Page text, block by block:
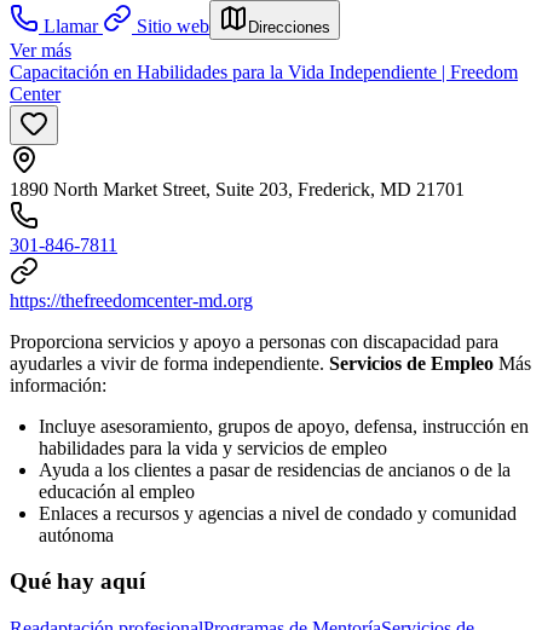
Llamar
Sitio web Direcciones
Ver más
Capacitación en Habilidades para la Vida Independiente | Freedom
Center
1890 North Market Street, Suite 203, Frederick, MD 21701
301-846-7811
https://thefreedomcenter-md.org
Proporciona servicios y apoyo a personas con discapacidad para
ayudarles a vivir de forma independiente. Servicios de Empleo Más
información:
Incluye asesoramiento, grupos de apoyo, defensa, instrucción en
habilidades para la vida y servicios de empleo
Ayuda a los clientes a pasar de residencias de ancianos o de la
educación al empleo
Enlaces a recursos y agencias a nivel de condado y comunidad
autónoma
Qué hay aquí